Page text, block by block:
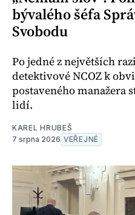
bývalého šéfa
Svobodu
Po jedné z největších
detektivové NCOZ k
postaveného manažera
lidí.
KAREL HRUBEŠ
7 srpna 2026 VEŘEJNÉ